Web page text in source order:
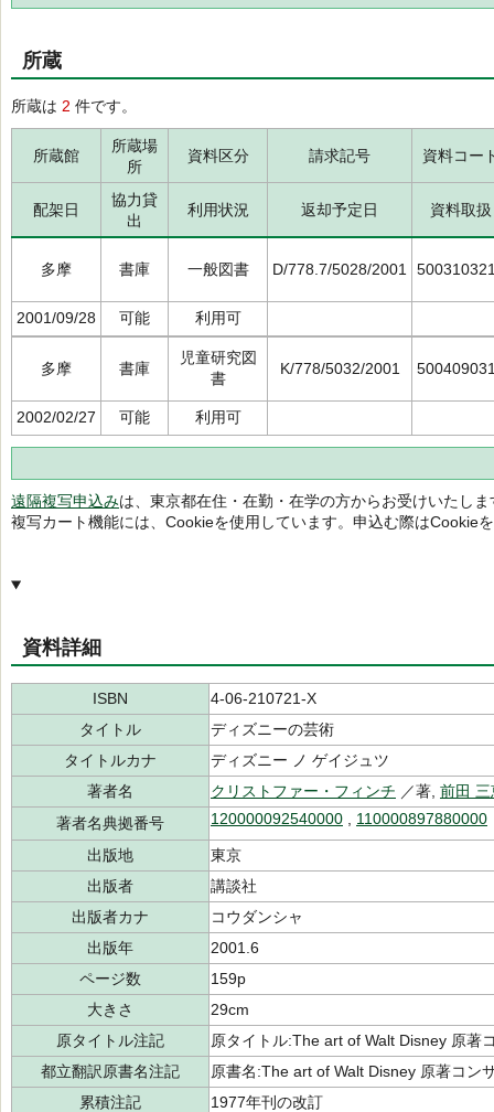
所蔵
所蔵は 2 件です。
所蔵館
所蔵場
所
資料区分 請求記号 資料コー
配架日
協力貸
出
利用状況 返却予定日 資料取扱
多摩 書庫 一般図書 D/778.7/5028/2001
2001/09/28 可能 利用可
多摩 書庫
児童研究図
書
K/778/5032/2001
2002/02/27 可能 利用可
遠隔複写申込みは、東京都在住・在勤・在学の方からお受けいたしま
複写カート機能には、Cookieを使用しています。申込む際はCookie
資料詳細
ISBN
4-06-210721-X
タイトル
ディズニーの芸術
タイトルカナ
ディズニー ノ ゲイジュツ
著者名
クリストファー・フィンチ ／著, 前田 三
著者名典拠番号
120000092540000 110000897880000
出版地
東京
出版者
講談社
出版者カナ
コウダンシャ
出版年
2001.6
ページ数
159p
大きさ
29cm
原タイトル注記
原タイトル:The art of Walt Disney 原著
都立翻訳原書名注記
原書名:The art of Walt Disney 原著コン
累積注記
1977年刊の改訂